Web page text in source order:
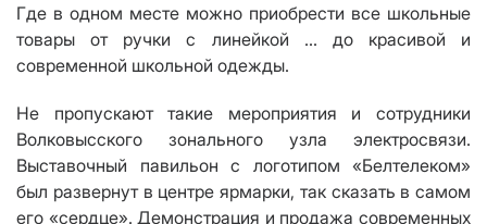
Где в одном месте можно приобрести все школьные
товары от ручки с линейкой ... до красивой и
современной школьной одежды.
Не пропускают такие мероприятия и сотрудники
Волковысского зонального узла электросвязи.
Выставочный павильон с логотипом «Белтелеком»
был развернут в центре ярмарки, так сказать в самом
его «сердце». Демонстрация и продажа современных